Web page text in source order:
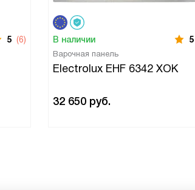
5 (6) В наличии 5
Варочная панель
Electrolux EHF 6342 XOK
32 650 руб.